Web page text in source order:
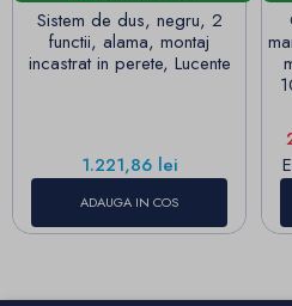
Sistem de dus, negru, 2
functii, alama, montaj
incastrat in perete, Lucente
Pret
1.221,86 lei
ADAUGA IN COS